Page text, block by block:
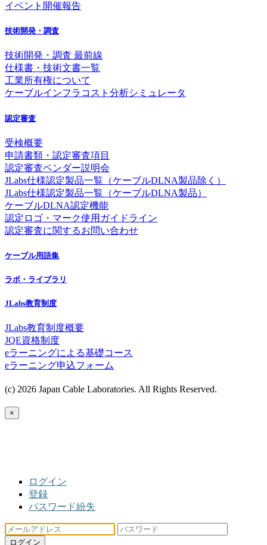
イベント開催報告
技術開発・調査
技術開発・調査 最前線
仕様書・技術文書一覧
工業所有権について
ケーブルインフラコスト分析シミュレータ
認定審査
受検概要
申請書類・認定審査項目
認定審査ベンダー説明会
JLabs仕様認定製品一覧（ケーブルDLNA製品除く）
JLabs仕様認定製品一覧（ケーブルDLNA製品）
ケーブルDLNA認定機能
認定ロゴ・マーク使用ガイドライン
認定審査に関するお問い合わせ
ケーブル用語集
ラボ・ライブラリ
JLabs教育制度
JLabs教育制度概要
JQE資格制度
eラーニングによる基礎コース
eラーニング申込フォーム
(c) 2026 Japan Cable Laboratories. All Rights Reserved.
×
ログイン
登録
パスワード紛失
ログイン